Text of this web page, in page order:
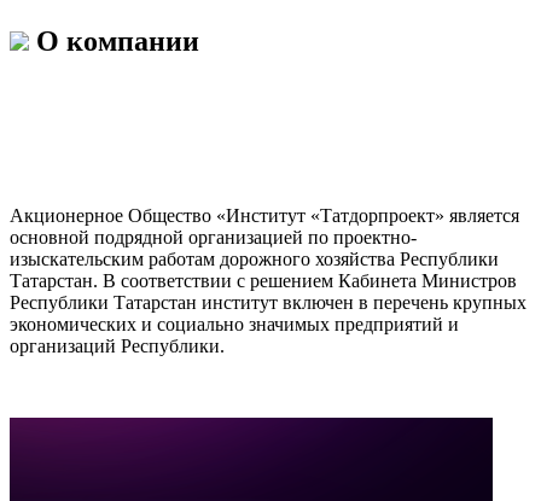
О компании
Акционерное Общество «Институт «Татдорпроект» является
основной подрядной организацией по проектно-
изыскательским работам дорожного хозяйства Республики
Татарстан. В соответствии с решением Кабинета Министров
Республики Татарстан институт включен в перечень крупных
экономических и социально значимых предприятий и
организаций Республики.